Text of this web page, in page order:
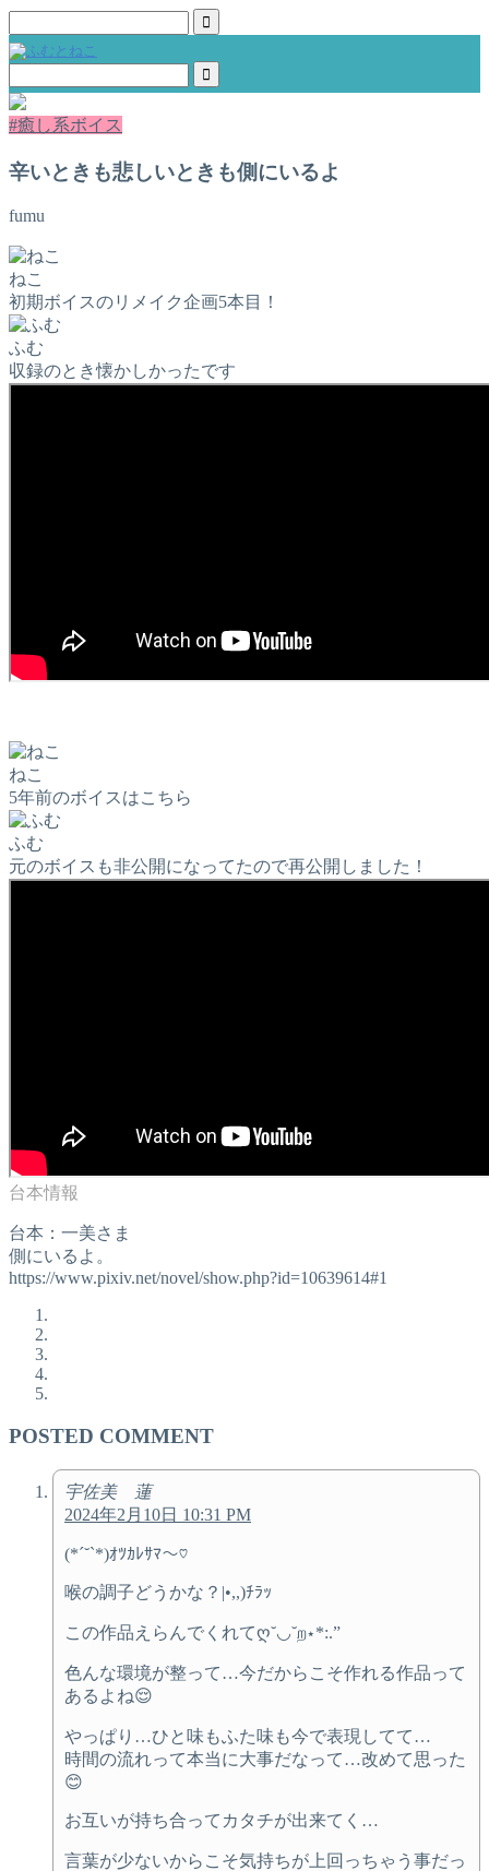
#癒し系ボイス
辛いときも悲しいときも側にいるよ
fumu
ねこ
初期ボイスのリメイク企画5本目！
ふむ
収録のとき懐かしかったです
ねこ
5年前のボイスはこちら
ふむ
元のボイスも非公開になってたので再公開しました！
台本：一美さま
側にいるよ。
https://www.pixiv.net/novel/show.php?id=10639614#1
POSTED COMMENT
宇佐美 蓮
2024年2月10日 10:31 PM
(*´˘`*)ｵﾂｶﾚｻﾏ〜♡
喉の調子どうかな？|•,,)ﾁﾗｯ
この作品えらんでくれてღ˘◡˘ற⋆*:.”
色んな環境が整って…今だからこそ作れる作品って
あるよね😌
やっぱり…ひと味もふた味も今で表現してて…
時間の流れって本当に大事だなって…改めて思った
😊
お互いが持ち合ってカタチが出来てく…
言葉が少ないからこそ気持ちが上回っちゃう事だっ